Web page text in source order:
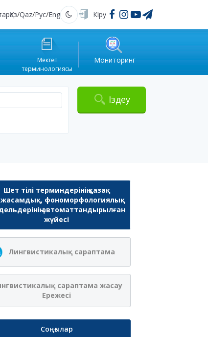
Қаз/Qaz/Рус/Eng Қараңғы Кіру
Мектеп
терминологиясы
Мониторинг
Іздеу
Шет тілі терминдерінің қазақ
фономорфологиялық
автоматтандырылған
жүйесі
Лингвистикалық сараптама
сараптама жасау
Ережесі
Соңғылар